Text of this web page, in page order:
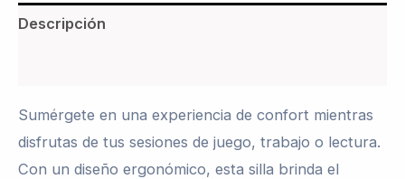
Descripción
Sumérgete en una experiencia de confort mientras
disfrutas de tus sesiones de juego, trabajo o lectura.
Con un diseño ergonómico, esta silla brinda el